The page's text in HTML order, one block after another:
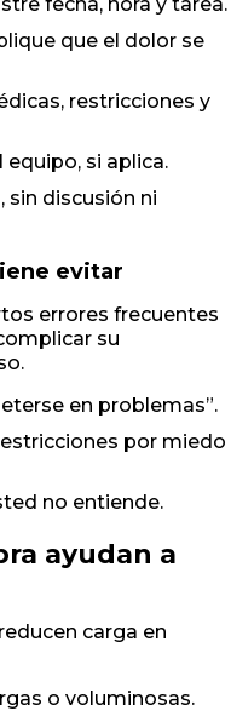
fecha, hora y tarea.
que el dolor se
restricciones y
si aplica.
discusión ni
evitar
errores frecuentes
su
en problemas”.
por miedo
no entiende.
ayudan a
carga en
o voluminosas.